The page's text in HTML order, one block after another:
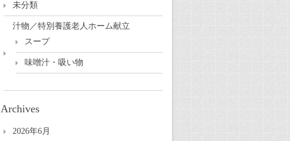
未分類
汁物／特別養護老人ホーム献立
スープ
味噌汁・吸い物
Archives
2026年6月